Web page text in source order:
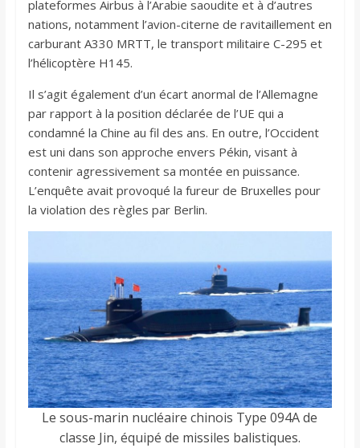
plateformes Airbus à l’Arabie saoudite et à d’autres
nations, notamment l’avion-citerne de ravitaillement en
carburant A330 MRTT, le transport militaire C-295 et
l’hélicoptère H145.
Il s’agit également d’un écart anormal de l’Allemagne
par rapport à la position déclarée de l’UE qui a
condamné la Chine au fil des ans. En outre, l’Occident
est uni dans son approche envers Pékin, visant à
contenir agressivement sa montée en puissance.
L’enquête avait provoqué la fureur de Bruxelles pour
la violation des règles par Berlin.
Le sous-marin nucléaire chinois Type 094A de
classe Jin, équipé de missiles balistiques.